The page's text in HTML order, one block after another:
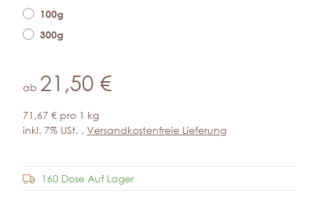
100g
300g
ab 21,50 €
71,67 € pro 1 kg
inkl. 7% USt. , Versandkostenfreie Lieferung
160 Dose Auf Lager